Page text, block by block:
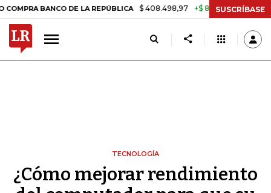
DE LA REPÚBLICA $ 408.498,97 +$ 8.753,81 +2,19% TASA
SUSCRÍBASE
TECNOLOGÍA
¿Cómo mejorar rendimiento